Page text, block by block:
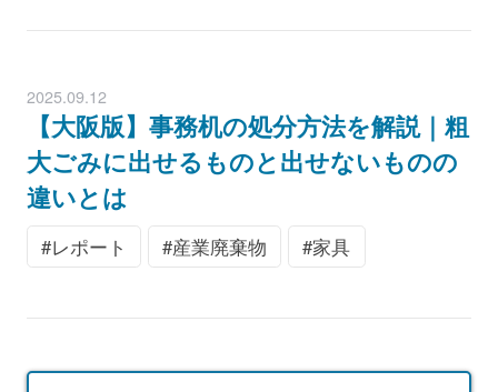
2025.09.12
【大阪版】事務机の処分方法を解説｜粗
大ごみに出せるものと出せないものの
違いとは
レポート 産業廃棄物 家具